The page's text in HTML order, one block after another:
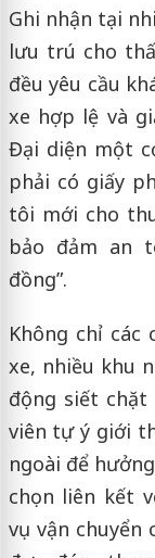
Ghi nhận tại
lưu trú cho
đều yêu cầu
xe hợp lệ và
Đại diện một
phải có giấy
tôi mới cho
bảo đảm an
đồng”.
Không chỉ các
xe, nhiều khu
động siết chặt
viên tự ý giới
ngoài để
chọn liên kết
vụ vận chuyển